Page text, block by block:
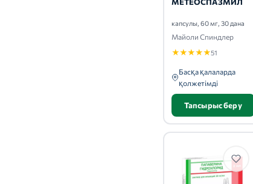
капсулы, 60 мг, 30 дана
Майоли Спиндлер
★★★★★51
Басқа қалаларда
қолжетімді
Тапсырыс беру